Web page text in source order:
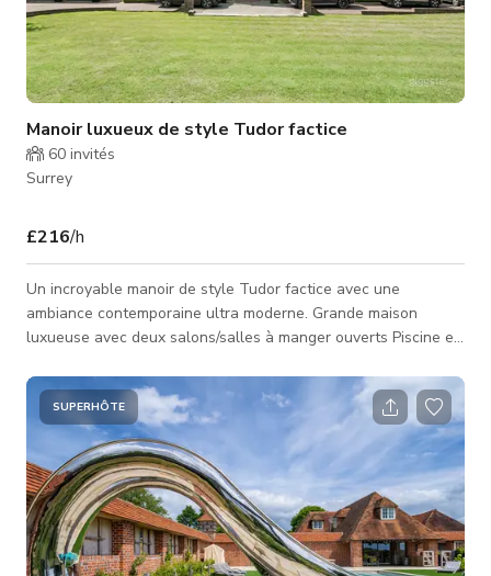
Manoir luxueux de style Tudor factice
60 invités
Surrey
£216/h
Un incroyable manoir de style Tudor factice avec une
ambiance contemporaine ultra moderne. Grande maison
luxueuse avec deux salons/salles à manger ouverts Piscine et
luxuriante 1 x Cuisine 4 x Chambres 1 x Salle de bain
(attenante) 3 x Douches (toutes attenantes) 1 x Salle de
douche familiale 1 x Salon formel 3 x Salons 2 x Salles à
manger 1 x Salle de cinéma Jardin avec piscine, piste de
course, jardin de 2 acres
SUPERHÔTE